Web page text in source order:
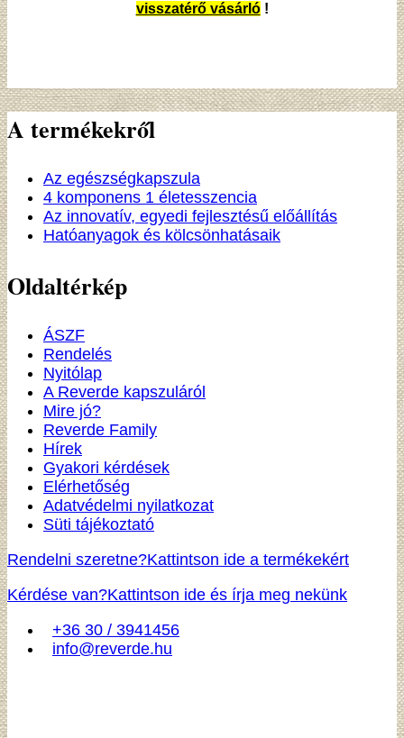
visszatérő vásárló!
A termékekről
Az egészségkapszula
4 komponens 1 életesszencia
Az innovatív, egyedi fejlesztésű előállítás
Hatóanyagok és kölcsönhatásaik
Oldaltérkép
ÁSZF
Rendelés
Nyitólap
A Reverde kapszuláról
Mire jó?
Reverde Family
Hírek
Gyakori kérdések
Elérhetőség
Adatvédelmi nyilatkozat
Süti tájékoztató
Rendelni szeretne?Kattintson ide a termékekért
Kérdése van?Kattintson ide és írja meg nekünk
+36 30 / 3941456
info@reverde.hu